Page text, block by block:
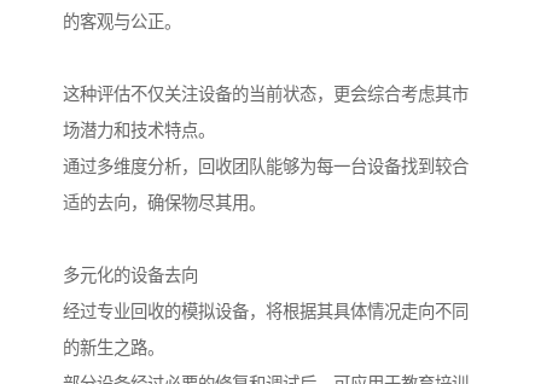
的客观与公正。
这种评估不仅关注设备的当前状态，更会综合考虑其市
场潜力和技术特点。
通过多维度分析，回收团队能够为每一台设备找到较合
适的去向，确保物尽其用。
多元化的设备去向
经过专业回收的模拟设备，将根据其具体情况走向不同
的新生之路。